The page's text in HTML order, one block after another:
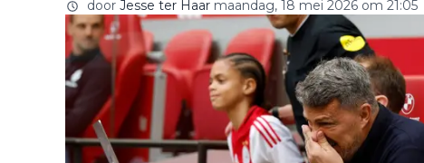
door Jesse ter Haar maandag, 18 mei 2026 om 21:05